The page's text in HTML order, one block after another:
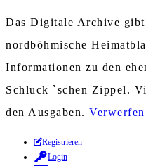
Das Digitale Archive
nordböhmische
Informationen zu den
Schluck `schen Zippel.
den Ausgaben. Verwerfen
Zum
Inhalt
Registrieren
Login